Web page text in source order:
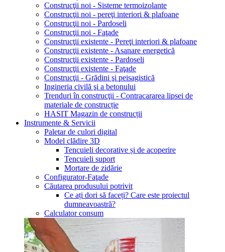
Construcţii noi - Sisteme termoizolante
Construcţii noi - pereţi interiori & plafoane
Construcţii noi - Pardoseli
Construcţii noi - Faţade
Construcţii existente - Pereţi interiori & plafoane
Construcţii existente - Asanare energetică
Construcţii existente - Pardoseli
Construcţii existente - Faţade
Construcţii - Grădini şi peisagistică
Ingineria civilă şi a betonului
Trenduri în construcţii - Contracararea lipsei de
materiale de construcție
HASIT Magazin de construcții
Instrumente & Servicii
Paletar de culori digital
Model clădire 3D
Tencuieli decorative și de acoperire
Tencuieli suport
Mortare de zidărie
Configurator-Faţade
Căutarea produsului potrivit
Ce ați dori să faceți? Care este proiectul
dumneavoastră?
Calculator consum